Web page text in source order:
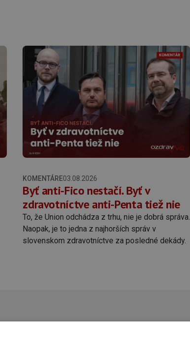
KOMENTÁRE03.08.2026
Byť anti-Fico nestačí. Byť v
zdravotníctve anti-Penta tiež nie
To, že Union odchádza z trhu, nie je dobrá správa.
Naopak, je to jedna z najhorších správ v
slovenskom zdravotníctve za posledné dekády.